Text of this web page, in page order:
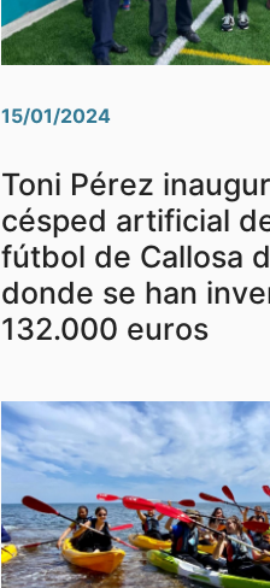
15/01/2024
Toni Pérez
césped artificial
fútbol de Callosa
donde se han
132.000 euros